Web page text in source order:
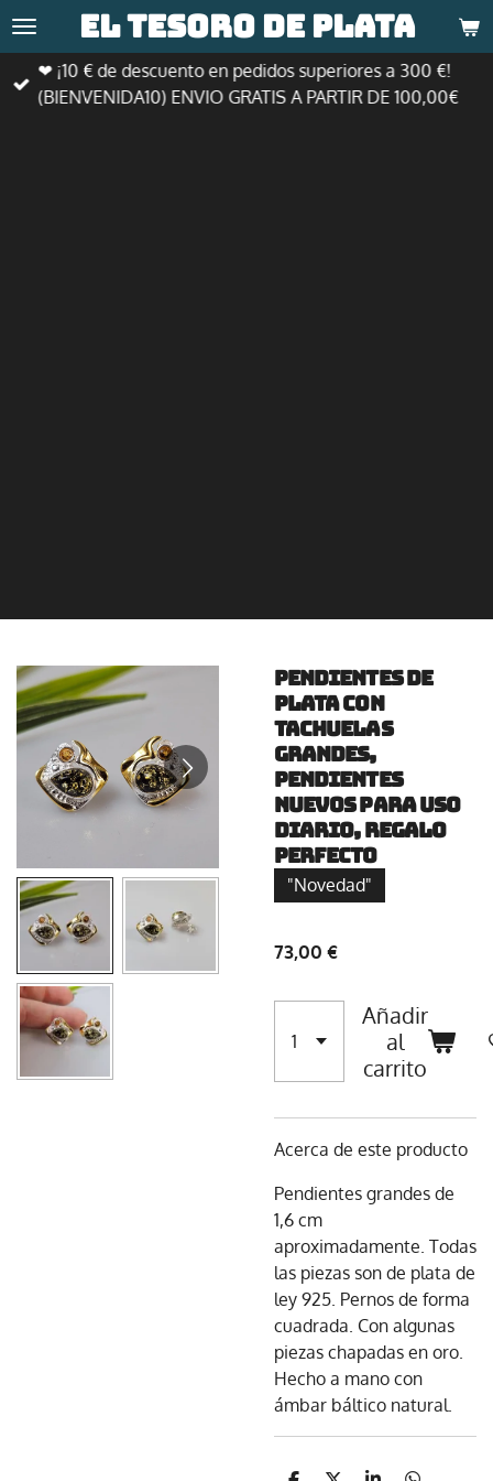
Ir
al
contenido
principal
El tesoro de plata
❤ ¡10 € de descuento en pedidos superiores a 300 €!
(BIENVENIDA10) ENVIO GRATIS A PARTIR DE 100,00€
pendientes de
plata con
tachuelas
grandes,
pendientes
nuevos para uso
diario, regalo
perfecto
"Novedad"
73,00 €
Añadir
al
carrito
Acerca de este producto
Pendientes grandes de
1,6 cm
aproximadamente. Todas
las piezas son de plata de
ley 925. Pernos de forma
cuadrada. Con algunas
piezas chapadas en oro.
Hecho a mano con
ámbar báltico natural.